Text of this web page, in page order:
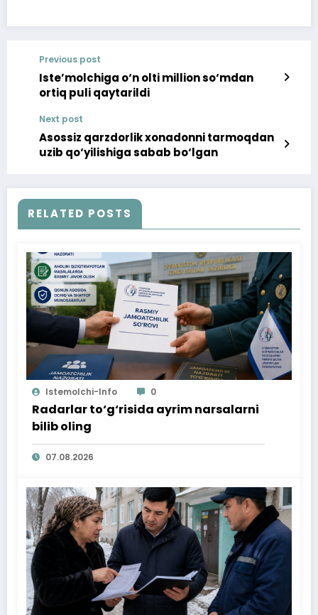
Previous post
Iste’molchiga o‘n olti million so‘mdan
ortiq puli qaytarildi
Next post
Asossiz qarzdorlik xonadonni tarmoqdan
uzib qo‘yilishiga sabab bo‘lgan
RELATED POSTS
Istemolchi-Info 0
Radarlar to‘g‘risida ayrim narsalarni
bilib oling
07.08.2026